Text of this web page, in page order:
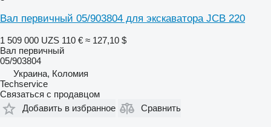
Вал первичный 05/903804 для экскаватора JCB 220
1 509 000 UZS 110 € ≈ 127,10 $
Вал первичный
05/903804
Украина, Коломия
Techservice
Связаться с продавцом
Добавить в избранное
Сравнить